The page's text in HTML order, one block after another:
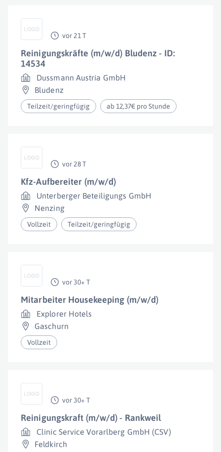
vor 21 T
Reinigungskräfte (m/w/d) Bludenz - ID:
14534
Dussmann Austria GmbH
Bludenz
Teilzeit/geringfügig ab 12,37€ pro Stunde
vor 28 T
Kfz-Aufbereiter (m/w/d)
Unterberger Beteiligungs GmbH
Nenzing
Vollzeit Teilzeit/geringfügig
vor 30+ T
Mitarbeiter Housekeeping (m/w/d)
Explorer Hotels
Gaschurn
Vollzeit
vor 30+ T
Reinigungskraft (m/w/d) - Rankweil
Clinic Service Vorarlberg GmbH (CSV)
Feldkirch